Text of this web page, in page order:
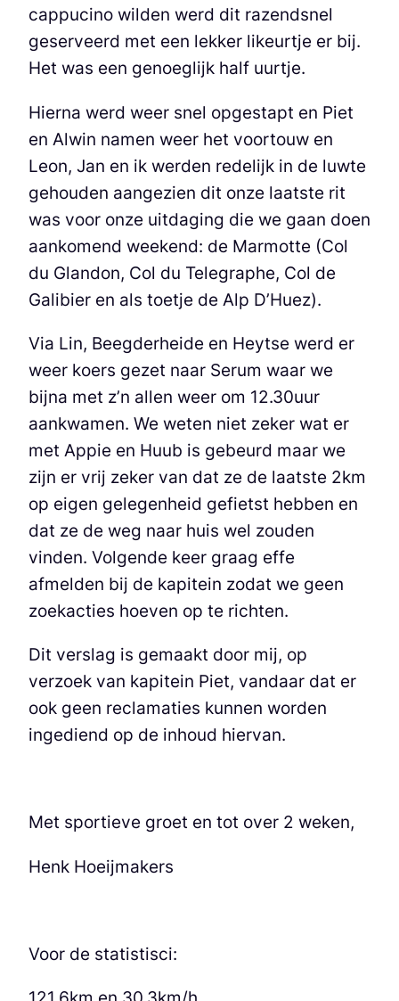
cappucino wilden werd dit razendsnel
geserveerd met een lekker likeurtje er bij.
Het was een genoeglijk half uurtje.
Hierna werd weer snel opgestapt en Piet
en Alwin namen weer het voortouw en
Leon, Jan en ik werden redelijk in de luwte
gehouden aangezien dit onze laatste rit
was voor onze uitdaging die we gaan doen
aankomend weekend: de Marmotte (Col
du Glandon, Col du Telegraphe, Col de
Galibier en als toetje de Alp D’Huez).
Via Lin, Beegderheide en Heytse werd er
weer koers gezet naar Serum waar we
bijna met z’n allen weer om 12.30uur
aankwamen. We weten niet zeker wat er
met Appie en Huub is gebeurd maar we
zijn er vrij zeker van dat ze de laatste 2km
op eigen gelegenheid gefietst hebben en
dat ze de weg naar huis wel zouden
vinden. Volgende keer graag effe
afmelden bij de kapitein zodat we geen
zoekacties hoeven op te richten.
Dit verslag is gemaakt door mij, op
verzoek van kapitein Piet, vandaar dat er
ook geen reclamaties kunnen worden
ingediend op de inhoud hiervan.
Met sportieve groet en tot over 2 weken,
Henk Hoeijmakers
Voor de statistisci: